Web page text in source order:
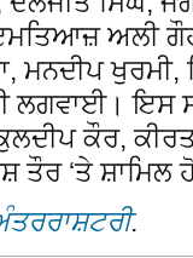
ਅਲੀ
ਮਨਦੀਪ
ਲਗਵਾਈ। ਇਸ
ਕੌਰ,
ਤੌਰ ‘ਤੇ ਸ਼ਾਮਿਲ
.